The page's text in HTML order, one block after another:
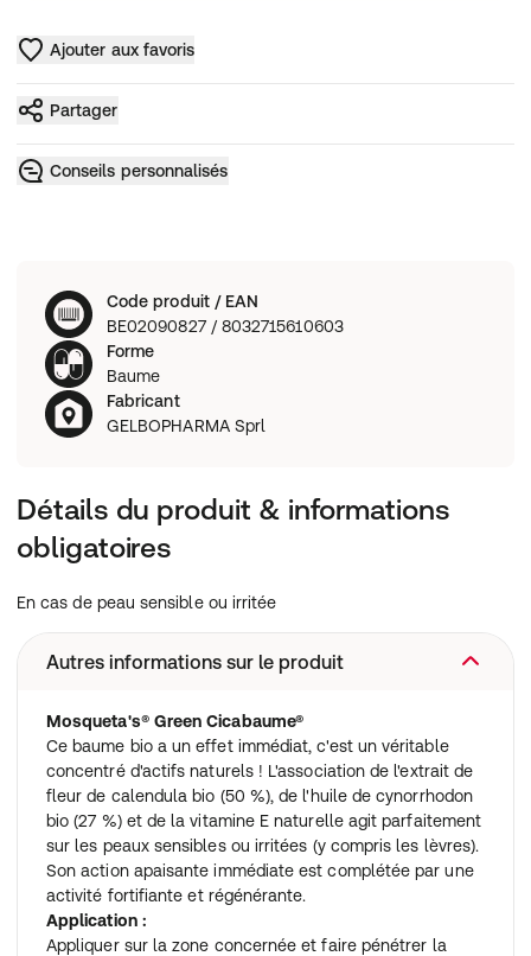
Ajouter aux favoris
Partager
Conseils personnalisés
Code produit / EAN
BE02090827 / 8032715610603
Forme
Baume
Fabricant
GELBOPHARMA Sprl
Détails du produit & informations
obligatoires
En cas de peau sensible ou irritée
Autres informations sur le produit
Mosqueta's® Green Cicabaume®
Ce baume bio a un effet immédiat, c'est un véritable
concentré d'actifs naturels ! L'association de l'extrait de
fleur de calendula bio (50 %), de l'huile de cynorrhodon
bio (27 %) et de la vitamine E naturelle agit parfaitement
sur les peaux sensibles ou irritées (y compris les lèvres).
Son action apaisante immédiate est complétée par une
activité fortifiante et régénérante.
Application :
Appliquer sur la zone concernée et faire pénétrer la